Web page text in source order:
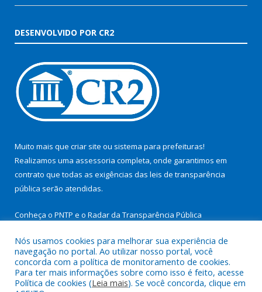
DESENVOLVIDO POR CR2
Muito mais que criar site ou sistema para prefeituras!
Realizamos uma assessoria completa, onde garantimos em
contrato que todas as exigências das leis de transparência
pública serão atendidas.
Conheça o PNTP e o Radar da Transparência Pública
Todos os direitos reservados a Prefeitura Municipal de São
Miguel do Guamá.
Nós usamos cookies para melhorar sua experiência de
navegação no portal. Ao utilizar nosso portal, você
concorda com a política de monitoramento de cookies.
Para ter mais informações sobre como isso é feito, acesse
Política de cookies (Leia mais). Se você concorda, clique em